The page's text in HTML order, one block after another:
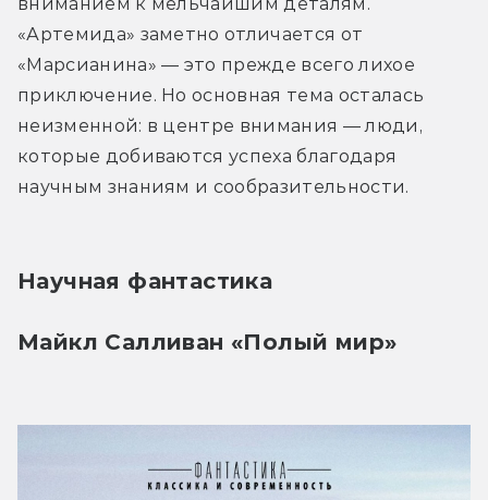
«Артемида» заметно отличается от
«Марсианина» — это прежде всего лихое
приключение. Но основная тема осталась
неизменной: в центре внимания — люди,
которые добиваются успеха благодаря
научным знаниям и сообразительности.
Научная фантастика
Майкл Салливан «Полый мир»